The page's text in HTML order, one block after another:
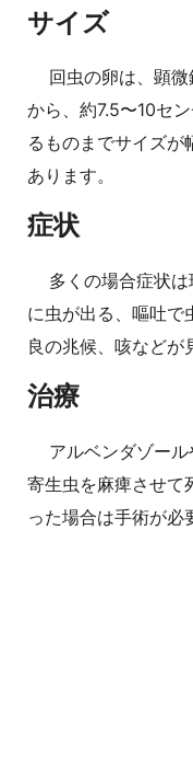
サイズ
回虫の卵は、顕
から、約7.5〜10セ
るものまでサイズが
あります。
症状
多くの場合症状
に虫が出る、嘔吐で
良の兆候、咳などが
治療
アルベンダゾー
寄生虫を麻痺させて
った場合は手術が必